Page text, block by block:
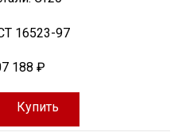
16523-97
188 ₽
Купить